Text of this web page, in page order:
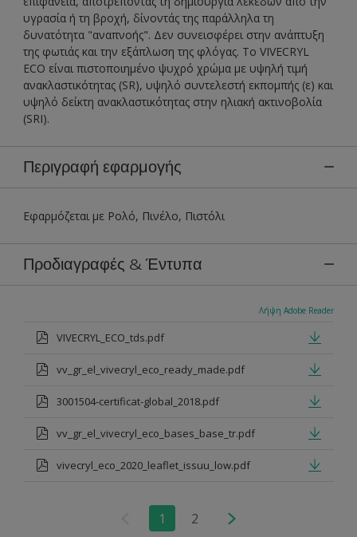
υγρασία ή τη βροχή, δίνοντάς της παράλληλα τη
δυνατότητα "αναπνοής". Δεν συνεισφέρει στην ανάπτυξη
της φωτιάς και την εξάπλωση της φλόγας. To VIVECRYL
ECO είναι πιστοποιημένο ψυχρό χρώμα με υψηλή τιμή
ανακλαστικότητας (SR), υψηλό συντελεστή εκπομπής (ε) και
υψηλό δείκτη ανακλαστικότητας στην ηλιακή ακτινοβολία
(SRI).
Περιγραφή εφαρμογής
Εφαρμόζεται με Ρολό, Πινέλο, Πιστόλι
Προδιαγραφές & Έντυπα
Λήψη Adobe Reader
VIVECRYL_ECO_tds.pdf
vv_gr_el_vivecryl_eco_ready_made.pdf
3001504-certificat-global_2018.pdf
vv_gr_el_vivecryl_eco_bases_base_tr.pdf
vivecryl_eco_2020_leaflet_issuu_low.pdf
1 2